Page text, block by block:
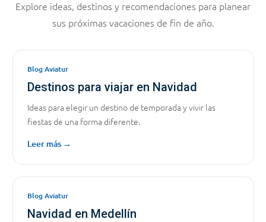
Explore ideas, destinos y recomendaciones para planear
sus próximas vacaciones de fin de año.
Blog Aviatur
Destinos para viajar en Navidad
Ideas para elegir un destino de temporada y vivir las
fiestas de una forma diferente.
Leer más →
Blog Aviatur
Navidad en Medellín